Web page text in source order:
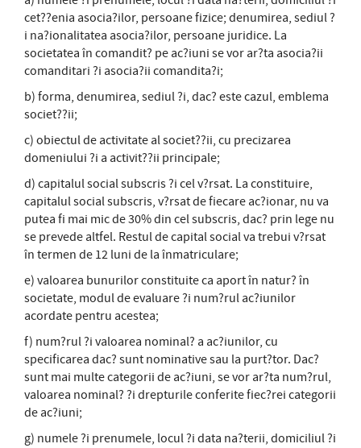
cet??enia asocia?ilor, persoane fizice; denumirea, sediul ?
i na?ionalitatea asocia?ilor, persoane juridice. La
societatea în comandit? pe ac?iuni se vor ar?ta asocia?ii
comanditari ?i asocia?ii comandita?i;
b) forma, denumirea, sediul ?i, dac? este cazul, emblema
societ??ii;
c) obiectul de activitate al societ??ii, cu precizarea
domeniului ?i a activit??ii principale;
d) capitalul social subscris ?i cel v?rsat. La constituire,
capitalul social subscris, v?rsat de fiecare ac?ionar, nu va
putea fi mai mic de 30% din cel subscris, dac? prin lege nu
se prevede altfel. Restul de capital social va trebui v?rsat
în termen de 12 luni de la înmatriculare;
e) valoarea bunurilor constituite ca aport în natur? în
societate, modul de evaluare ?i num?rul ac?iunilor
acordate pentru acestea;
f) num?rul ?i valoarea nominal? a ac?iunilor, cu
specificarea dac? sunt nominative sau la purt?tor. Dac?
sunt mai multe categorii de ac?iuni, se vor ar?ta num?rul,
valoarea nominal? ?i drepturile conferite fiec?rei categorii
de ac?iuni;
g) numele ?i prenumele, locul ?i data na?terii, domiciliul ?i